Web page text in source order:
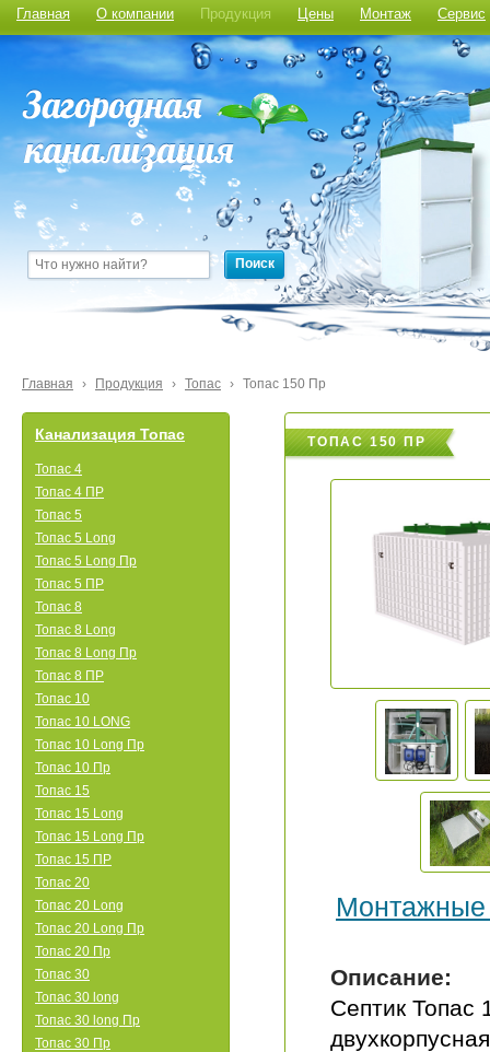
Главная О компании Продукция Цены Монтаж Сервис
Поиск
Главная › Продукция › Топас › Топас 150 Пр
Канализация Топас
Топас 4
Топас 4 ПР
Топас 5
Топас 5 Long
Топас 5 Long Пр
Топас 5 ПР
Топас 8
Топас 8 Long
Топас 8 Long Пр
Топас 8 ПР
Топас 10
Топас 10 LONG
Топас 10 Long Пр
Топас 10 Пр
Топас 15
Топас 15 Long
Топас 15 Long Пр
Топас 15 ПР
Топас 20
Топас 20 Long
Топас 20 Long Пр
Топас 20 Пр
Топас 30
Топас 30 long
Топас 30 long Пр
Топас 30 Пр
ТОПАС 150 ПР
Описание:
Септик Топас